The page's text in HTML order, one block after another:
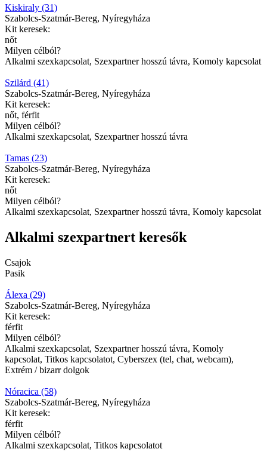
Kiskiraly (31)
Szabolcs-Szatmár-Bereg, Nyíregyháza
Kit keresek:
nőt
Milyen célból?
Alkalmi szexkapcsolat, Szexpartner hosszú távra, Komoly kapcsolat
Szilárd (41)
Szabolcs-Szatmár-Bereg, Nyíregyháza
Kit keresek:
nőt, férfit
Milyen célból?
Alkalmi szexkapcsolat, Szexpartner hosszú távra
Tamas (23)
Szabolcs-Szatmár-Bereg, Nyíregyháza
Kit keresek:
nőt
Milyen célból?
Alkalmi szexkapcsolat, Szexpartner hosszú távra, Komoly kapcsolat
Alkalmi szexpartnert keresők
Csajok
Pasik
Álexa (29)
Szabolcs-Szatmár-Bereg, Nyíregyháza
Kit keresek:
férfit
Milyen célból?
Alkalmi szexkapcsolat, Szexpartner hosszú távra, Komoly
kapcsolat, Titkos kapcsolatot, Cyberszex (tel, chat, webcam),
Extrém / bizarr dolgok
Nóracica (58)
Szabolcs-Szatmár-Bereg, Nyíregyháza
Kit keresek:
férfit
Milyen célból?
Alkalmi szexkapcsolat, Titkos kapcsolatot